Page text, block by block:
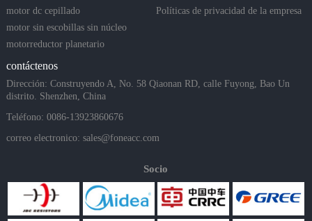
motor dc cepillado
motor sin escobillas sin núcleo
motorreductor planetario
Políticas de privacidad de la empresa
contáctenos
Dirección: Construyendo A, No. 58 Qiaonan RD, calle Fuyong, Bao Un
distrito. Shenzhen, China
Teléfono: 0086-13923860676
correo electronico: sales@foneacc.com
Socio